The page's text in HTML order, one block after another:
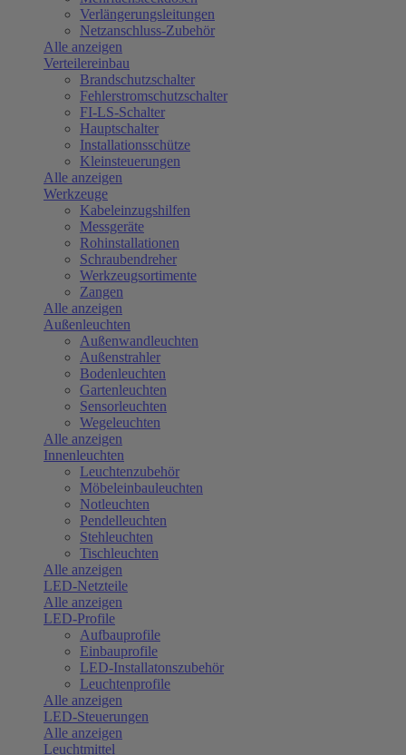
Verlängerungsleitungen
Netzanschluss-Zubehör
Alle anzeigen
Verteilereinbau
Brandschutzschalter
Fehlerstromschutzschalter
FI-LS-Schalter
Hauptschalter
Installationsschütze
Kleinsteuerungen
Alle anzeigen
Werkzeuge
Kabeleinzugshilfen
Messgeräte
Rohinstallationen
Schraubendreher
Werkzeugsortimente
Zangen
Alle anzeigen
Außenleuchten
Außenwandleuchten
Außenstrahler
Bodenleuchten
Gartenleuchten
Sensorleuchten
Wegeleuchten
Alle anzeigen
Innenleuchten
Leuchtenzubehör
Möbeleinbauleuchten
Notleuchten
Pendelleuchten
Stehleuchten
Tischleuchten
Alle anzeigen
LED-Netzteile
Alle anzeigen
LED-Profile
Aufbauprofile
Einbauprofile
LED-Installatonszubehör
Leuchtenprofile
Alle anzeigen
LED-Steuerungen
Alle anzeigen
Leuchtmittel